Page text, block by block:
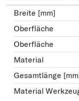
Breite [mm]
Oberfläche
Oberfläche
Material
Gesamtlänge
Material